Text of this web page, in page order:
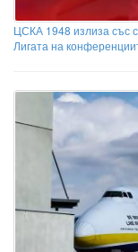
ЦСКА 1948 излиза със
Лигата на